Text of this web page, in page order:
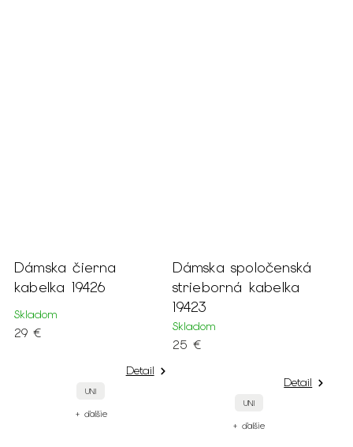
Dámska čierna
kabelka 19426
Skladom
29 €
Detail
UNI
+ ďalšie
Dámska spoločenská
strieborná kabelka
19423
Skladom
25 €
Detail
UNI
+ ďalšie